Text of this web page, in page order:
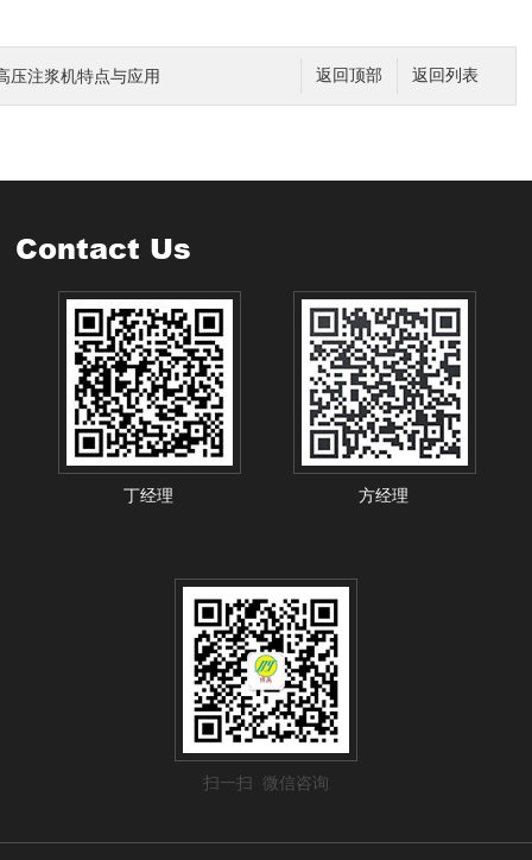
返回列表
返回顶部
压注浆机特点与应用
Contact Us
丁经理 方经理
扫一扫 微信咨询